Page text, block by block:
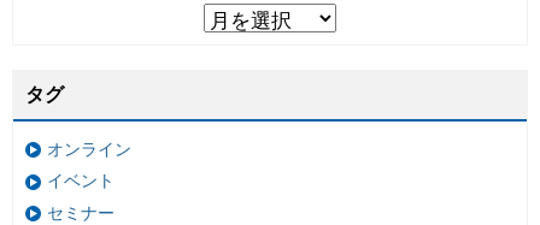
タグ
オンライン
イベント
セミナー